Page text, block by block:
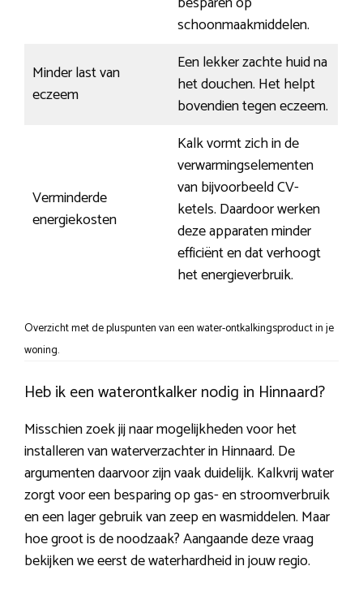
schoonmaakmiddelen.
Minder last van
eczeem
Een lekker zachte huid na
het douchen. Het helpt
bovendien tegen eczeem.
Verminderde
energiekosten
Kalk vormt zich in de
verwarmingselementen
van bijvoorbeeld CV-
ketels. Daardoor werken
deze apparaten minder
efficiënt en dat verhoogt
het energieverbruik.
Overzicht met de pluspunten van een water-ontkalkingsproduct in je
woning.
Heb ik een waterontkalker nodig in Hinnaard?
Misschien zoek jij naar mogelijkheden voor het
installeren van waterverzachter in Hinnaard. De
argumenten daarvoor zijn vaak duidelijk. Kalkvrij water
zorgt voor een besparing op gas- en stroomverbruik
en een lager gebruik van zeep en wasmiddelen. Maar
hoe groot is de noodzaak? Aangaande deze vraag
bekijken we eerst de waterhardheid in jouw regio.